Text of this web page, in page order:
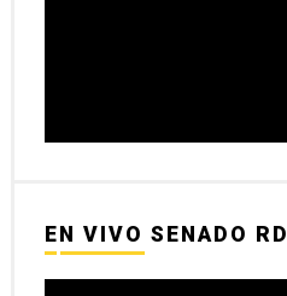
EN VIVO SENADO RD